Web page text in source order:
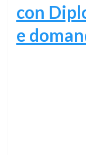
con
e